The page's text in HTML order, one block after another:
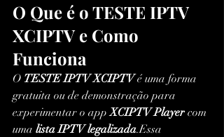
O Que é o TESTE IPTV
XCIPTV e Como
Funciona
O TESTE IPTV XCIPTV é uma forma
gratuita ou de demonstração para
experimentar o app XCIPTV Player com
uma lista IPTV legalizada.Essa